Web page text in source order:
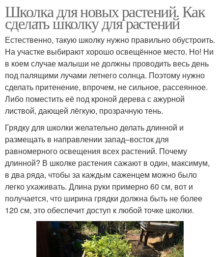
Школка для новых растений. Как
сделать школку для растений
Естественно, такую школку нужно правильно обустроить.
На участке выбирают хорошо освещённое место. Но! Ни
в коем случае малыши не должны проводить весь день
под палящими лучами летнего солнца. Поэтому нужно
сделать притенение, впрочем, не сильное, рассеянное.
Либо поместить её под кроной дерева с ажурной
листвой, дающей лёгкую, прозрачную тень.
Грядку для школки желательно делать длинной и
размещать в направлении запад–восток для
равномерного освещения всех растений. Почему
длинной? В школке растения сажают в один, максимум,
в два ряда, чтобы за каждым саженцем можно было
легко ухаживать. Длина руки примерно 60 см, вот и
получается, что ширина грядки должна быть не более
120 см, это обеспечит доступ к любой точке школки.